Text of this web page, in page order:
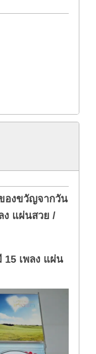
องขวัญจากวัน
ง แผ่นสวย /
15 เพลง แผ่น